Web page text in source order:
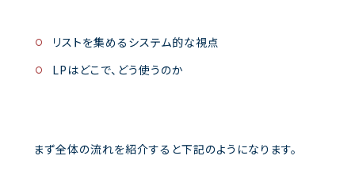
リストを集めるシステム的な視点
LPはどこで、どう使うのか
まず全体の流れを紹介すると下記のようになります。